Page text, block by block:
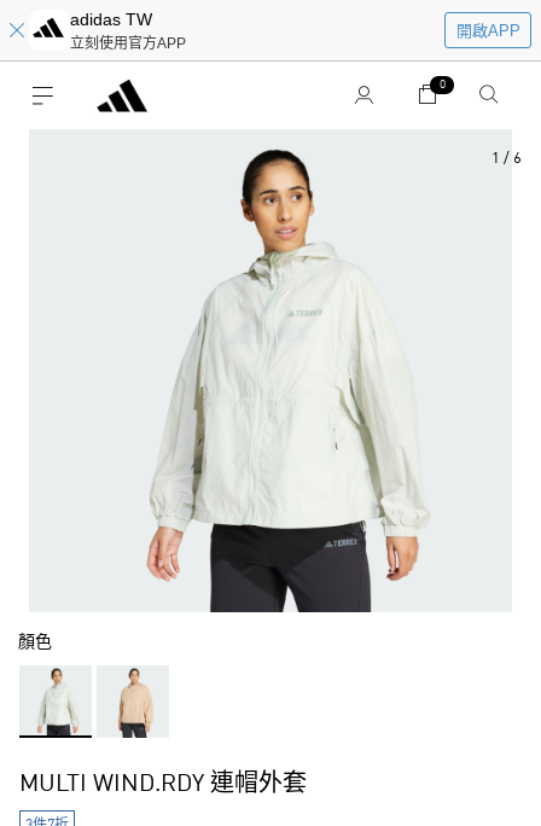
adidas TW
立刻使用官方APP
開啟APP
0
1 / 6
顏色
MULTI WIND.RDY 連帽外套